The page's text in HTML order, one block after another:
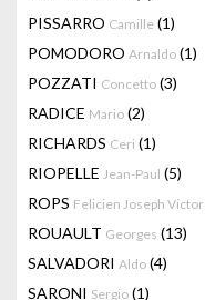
PISSARRO Camille (1)
POMODORO Arnaldo (1)
POZZATI Concetto (3)
RADICE Mario (2)
RICHARDS Ceri (1)
RIOPELLE Jean-Paul (5)
ROPS Felicien Joseph Victor
ROUAULT Georges (13)
SALVADORI Aldo (4)
SARONI Sergio (1)